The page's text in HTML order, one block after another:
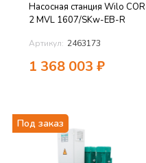
Насосная станция Wilo
2 MVL 1607/SKw-EB-R
Артикул: 2463173
1 368 003 ₽
Под заказ